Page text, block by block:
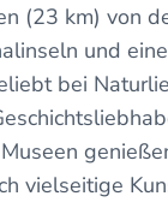
(23 km) von
und
bei
vielseitige